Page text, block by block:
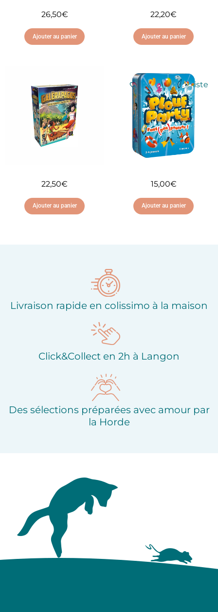
26,50€
Ajouter au panier
Ajouter à ma liste
d'envies
22,20€
Ajouter au panier
Ajouter à ma liste
d'envies
22,50€
Ajouter au panier
15,00€
Ajouter au panier
Livraison rapide en colissimo à la maison
Click&Collect en 2h à Langon
Des sélections préparées avec amour par
la Horde